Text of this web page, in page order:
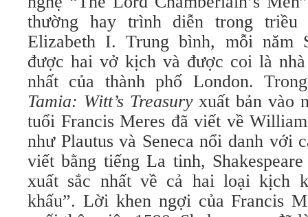
thường hay trình diễn trong triều
Elizabeth I. Trung bình, mỗi năm
được hai vở kịch và được coi là
nhất của thành phố London.
Tamia: Witt’s Treasuryxuất bản vào
tuổi Francis Meres đã viết về
như Plautus và Seneca nổi danh với
viết bằng tiếng La tinh,
xuất sắc nhất về cả hai loại kịch
khấu”. Lời khen ngợi của Francis